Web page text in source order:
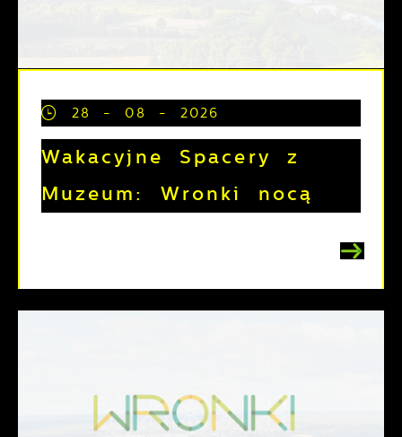
28 - 08 - 2026
Wakacyjne Spacery z
Muzeum: Wronki nocą